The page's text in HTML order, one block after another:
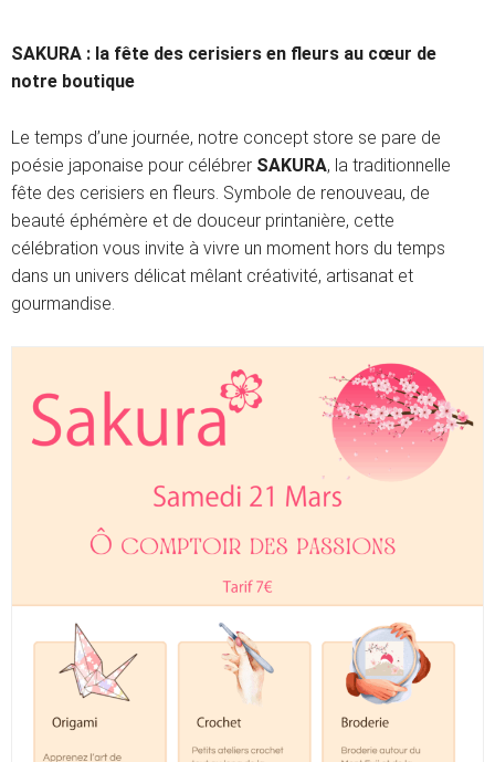
SAKURA : la fête des cerisiers en fleurs au cœur de
notre boutique
Le temps d’une journée, notre concept store se pare de
poésie japonaise pour célébrer SAKURA, la traditionnelle
fête des cerisiers en fleurs. Symbole de renouveau, de
beauté éphémère et de douceur printanière, cette
célébration vous invite à vivre un moment hors du temps
dans un univers délicat mêlant créativité, artisanat et
gourmandise.